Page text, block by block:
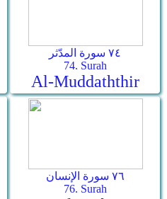
٧٤ سورة المدّثر
74. Surah
Al-Muddaththir
٧٦ سورة الإنسان
76. Surah